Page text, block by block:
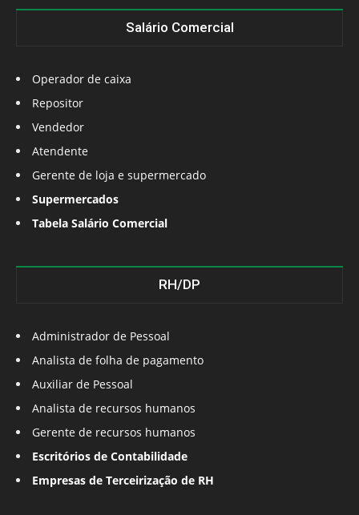
Salário Comercial
Operador de caixa
Repositor
Vendedor
Atendente
Gerente de loja e supermercado
Supermercados
Tabela Salário Comercial
RH/DP
Administrador de Pessoal
Analista de folha de pagamento
Auxiliar de Pessoal
Analista de recursos humanos
Gerente de recursos humanos
Escritórios de Contabilidade
Empresas de Terceirização de RH